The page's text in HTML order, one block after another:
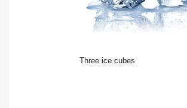
Three ice cubes